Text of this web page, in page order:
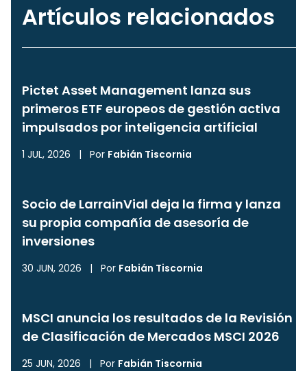
Artículos relacionados
Pictet Asset Management lanza sus
primeros ETF europeos de gestión activa
impulsados por inteligencia artificial
1 JUL, 2026 | Por Fabián Tiscornia
Socio de LarrainVial deja la firma y lanza
su propia compañía de asesoría de
inversiones
30 JUN, 2026 | Por Fabián Tiscornia
MSCI anuncia los resultados de la Revisión
de Clasificación de Mercados MSCI 2026
25 JUN, 2026 | Por Fabián Tiscornia